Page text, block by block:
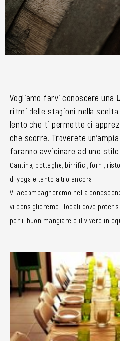
Vogliamo farvi conoscere una
ritmi delle stagioni nella
lento che ti permette di
che scorre. Troverete
faranno avvicinare ad uno
Cantine, botteghe, birrifici, forni,
di yoga e tanto altro ancora.
Vi accompagneremo nella
vi consiglieremo i locali dove poter
per il buon mangiare e il vivere in